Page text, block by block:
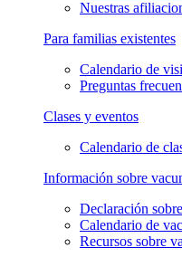
Nuestras
Para familias existentes
Calendario de
Preguntas
Clases y eventos
Calendario de
Información sobre
Declaración
Calendario de
Recursos sobre